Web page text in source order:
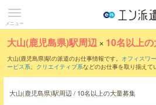
メニュー
大山(鹿児島県)駅周辺 × 10名以上
大山(鹿児島県)駅の派遣のお仕事情報です。 オフィスワ
ービス系、 クリエイティブ系などのお仕事を取り揃えて
大山(鹿児島県)駅周辺 / 10名以上の大量募集